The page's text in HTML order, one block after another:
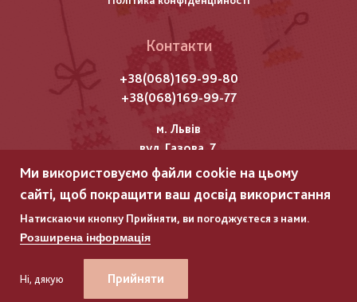
Контакти
+38(068)169-99-80
+38(068)169-99-77
м. Львів
вул. Газова, 7
Всі права захищені "Мережка"
Copyright © 2025
ГЛЯНЕЦЬ –РОЗРОБКА ІНТЕРНЕТ-МАГАЗИНІВ
ГЛЯНЕЦЬ –РОЗРОБКА ІНТЕРНЕТ-МАГАЗИНІВ
Ми використовуємо файли cookie на цьому
сайті, щоб покращити ваш досвід використання
Натискаючи кнопку Прийняти, ви погоджуєтеся з нами.
Розширена інформація
Ні, дякую Прийняти